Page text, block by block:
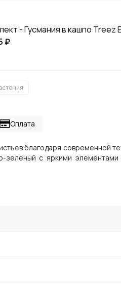
- Гусмания в кашпо Treez
₽
Оплата
благодаря современной
зеленый с яркими